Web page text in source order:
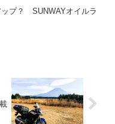
ップ？ SUNWAYオイルラ